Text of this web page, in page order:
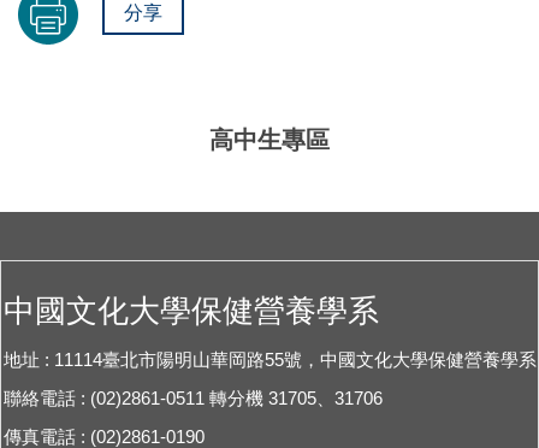
分享
高中生專區
中國文化大學保健營養學系
地址 : 11114臺北市陽明山華岡路55號，中國文化大學保健營養學
聯絡電話 : (02)2861-0511 轉分機 31705、31706
傳真電話 : (02)2861-0190